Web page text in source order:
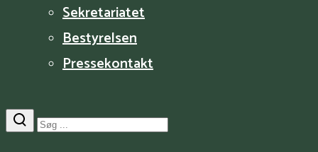
Sekretariatet
Bestyrelsen
Pressekontakt